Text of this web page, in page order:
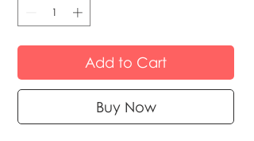
Add to Cart
Buy Now